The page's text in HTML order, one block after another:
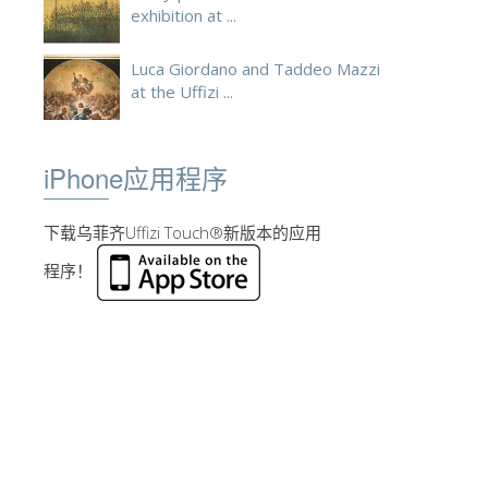
exhibition at ...
Luca Giordano and Taddeo Mazzi
at the Uffizi ...
iPhone应用程序
下载乌菲齐Uffizi Touch®新版本的应用
程序！